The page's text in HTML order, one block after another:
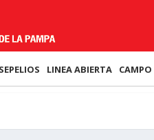
SEPELIOS LINEA ABIERTA CAMPO